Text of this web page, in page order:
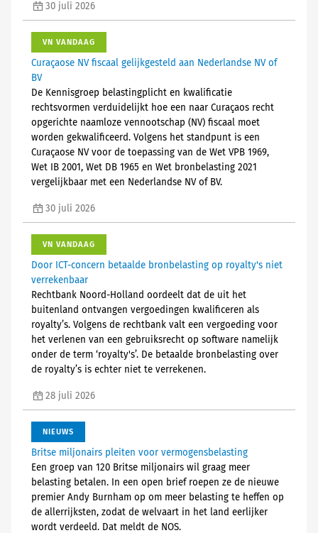
30 juli 2026
VN VANDAAG
Curaçaose NV fiscaal gelijkgesteld aan Nederlandse NV of
BV
De Kennisgroep belastingplicht en kwalificatie
rechtsvormen verduidelijkt hoe een naar Curaçaos recht
opgerichte naamloze vennootschap (NV) fiscaal moet
worden gekwalificeerd. Volgens het standpunt is een
Curaçaose NV voor de toepassing van de Wet VPB 1969,
Wet IB 2001, Wet DB 1965 en Wet bronbelasting 2021
vergelijkbaar met een Nederlandse NV of BV.
30 juli 2026
VN VANDAAG
Door ICT-concern betaalde bronbelasting op royalty's niet
verrekenbaar
Rechtbank Noord-Holland oordeelt dat de uit het
buitenland ontvangen vergoedingen kwalificeren als
royalty’s. Volgens de rechtbank valt een vergoeding voor
het verlenen van een gebruiksrecht op software namelijk
onder de term ‘royalty's’. De betaalde bronbelasting over
de royalty’s is echter niet te verrekenen.
28 juli 2026
NIEUWS
Britse miljonairs pleiten voor vermogensbelasting
Een groep van 120 Britse miljonairs wil graag meer
belasting betalen. In een open brief roepen ze de nieuwe
premier Andy Burnham op om meer belasting te heffen op
de allerrijksten, zodat de welvaart in het land eerlijker
wordt verdeeld. Dat meldt de NOS.